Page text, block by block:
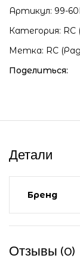
Артикул: 99-
Категория: RC
Метка: RC
Поделиться:
Детали
Бренд
Отзывы (0)